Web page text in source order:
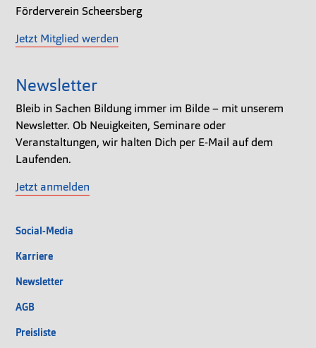
Förderverein Scheersberg
Jetzt Mitglied werden
Newsletter
Bleib in Sachen Bildung immer im Bilde – mit unserem
Newsletter. Ob Neuigkeiten, Seminare oder
Veranstaltungen, wir halten Dich per E-Mail auf dem
Laufenden.
Jetzt anmelden
Social-Media
Karriere
Newsletter
AGB
Preisliste